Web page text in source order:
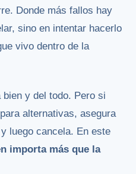
Donde más fallos hay
sino en intentar hacerlo
vivo dentro de la
y del todo. Pero si
alternativas, asegura
luego cancela. En este
importa más que la